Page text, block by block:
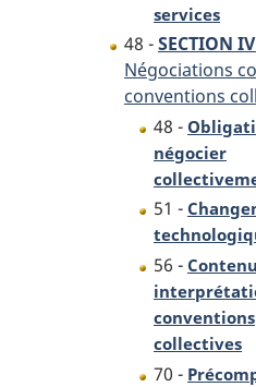
services
48 -SECTION IV
Négociations
conventions
48 -
négocier
51 -
56 -
conventions
collectives
70 -